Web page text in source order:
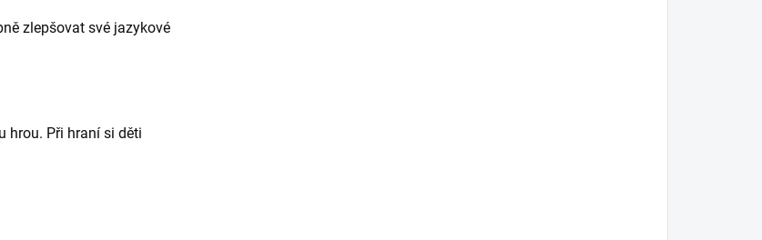
zlepšovat své jazykové
hrou. Při hraní si děti